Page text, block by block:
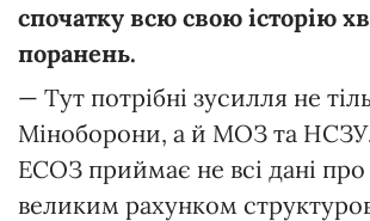
спочатку всю свою історію
поранень.
— Тут потрібні зусилля не
Міноборони, а й МОЗ та НСЗУ.
ЕСОЗ приймає не всі дані про
великим рахунком